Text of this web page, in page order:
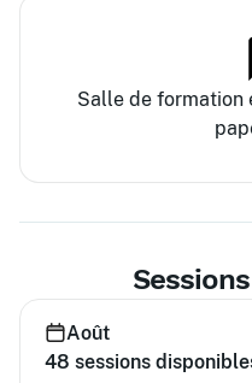
Salle de formation
Août
48 sessions